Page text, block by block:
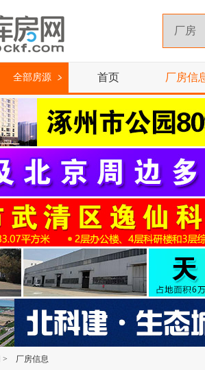
全部房源 首页 厂房信
> 厂房信息